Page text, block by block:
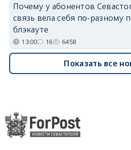
Почему у абонентов
связь вела себя по-разному
блэкауте
13:00 16 6458
Показать все